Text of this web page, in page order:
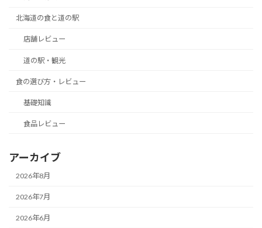
北海道の食と道の駅
店舗レビュー
道の駅・観光
食の選び方・レビュー
基礎知識
食品レビュー
アーカイブ
2026年8月
2026年7月
2026年6月